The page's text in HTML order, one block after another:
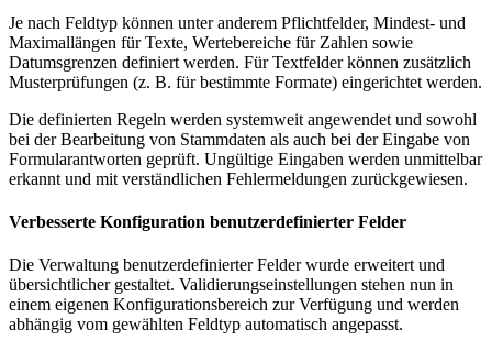
Je nach Feldtyp können unter anderem Pflichtfelder, Mindest- und
Maximallängen für Texte, Wertebereiche für Zahlen sowie
Datumsgrenzen definiert werden. Für Textfelder können zusätzlich
Musterprüfungen (z. B. für bestimmte Formate) eingerichtet werden.
Die definierten Regeln werden systemweit angewendet und sowohl
bei der Bearbeitung von Stammdaten als auch bei der Eingabe von
Formularantworten geprüft. Ungültige Eingaben werden unmittelbar
erkannt und mit verständlichen Fehlermeldungen zurückgewiesen.
Verbesserte Konfiguration benutzerdefinierter Felder
Die Verwaltung benutzerdefinierter Felder wurde erweitert und
übersichtlicher gestaltet. Validierungseinstellungen stehen nun in
einem eigenen Konfigurationsbereich zur Verfügung und werden
abhängig vom gewählten Feldtyp automatisch angepasst.